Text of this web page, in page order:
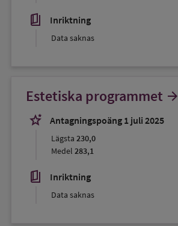
book_5 Inriktning
Data saknas
Estetiska programmet arrow_forward
stars_2
Antagningspoäng 1 juli 2025
Lägsta 230,0
Medel 283,1
book_5 Inriktning
Data saknas